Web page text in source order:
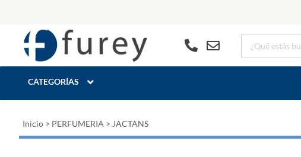
CATEGORÍAS
Inicio > PERFUMERIA > JACTANS